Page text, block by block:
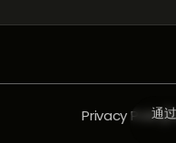
Privacy Policy
通